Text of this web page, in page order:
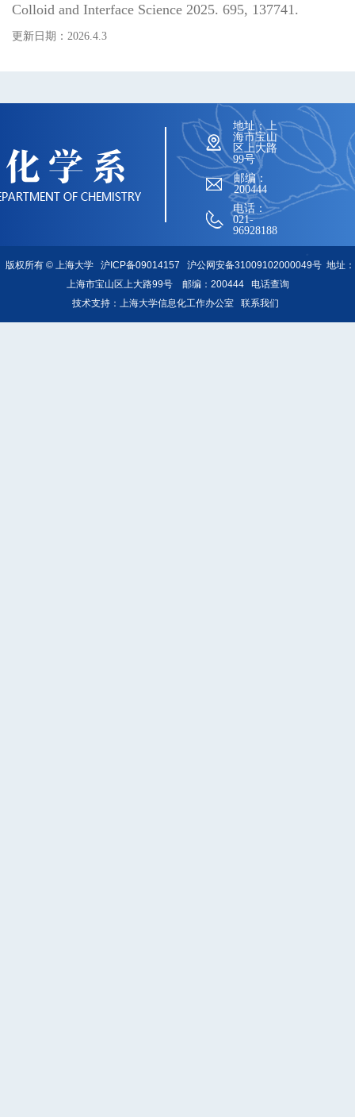
Colloid and Interface Science 2025. 695, 137741.
更新日期：2026.4.3
地址：上
海市宝山
区上大路
99号
邮编：
200444
电话：
021-
96928188
版权所有 ©上海大学 沪ICP备09014157 沪公网安备31009102000049号地址：
上海市宝山区上大路99号 邮编：200444 电话查询
技术支持：
上海大学信息化工作办公室 联系我们